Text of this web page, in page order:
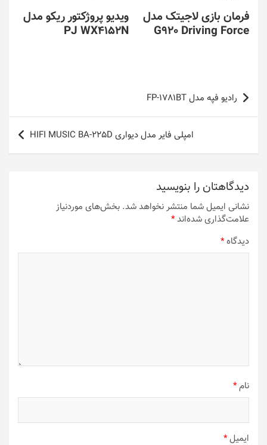
فرمان بازی لاجیتک مدل
G920 Driving Force
ویدیو پروژکتور ریکو مدل
PJ WX4152N
راهبری
نوشته
رادیو فپه مدل FP-1781BT
امپلی فایر مدل دیواری HIFI MUSIC BA-225D
دیدگاهتان را بنویسید
نشانی ایمیل شما منتشر نخواهد شد. بخش‌های موردنیاز
علامت‌گذاری شده‌اند*
دیدگاه*
نام*
ایمیل*